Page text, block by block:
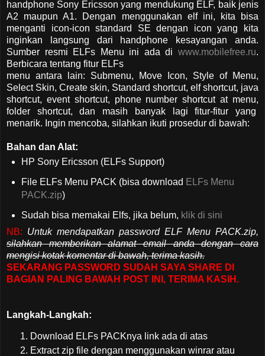
handphone Sony Ericsson yang mendukung ELF, baik jenis
A2 maupun A1. Dengan menggunakan elf ini, kita bisa
menganti icon-icon standard SE dengan icon yang kita
inginkan langsung dari handphone kesayangan anda.
Sumber resmi ELFs Menu ini ada di www.mobilefree.ru.
Berbicara tentang fitur ELFs
menu antara lain: Submenu, Move Icon, Style of Menu,
Select Skin, Create skin, Standard shortcut, elf shortcut, java
shortcut, event shortcut, phone number shortcut at menu,
folder shortcut, dan masih banyak lagi fitur-fitur yang
menarik. Ingin mencoba, silahkan ikuti prosedur di bawah:
Bahan dan Alat:
HP Sony Ericsson (ELFs Support)
File ELFs Menu PACK (bisa download ELFs Menu
PACK.zip)
Sudah bisa memakai Elfs, jika belum, klik di sini
NB: Untuk mendapatkan password ELF Menu PACK.zip,
silahkan memberikan alamat email anda dengan cara
mengisi kotak komentar di bawah, terima kasih.
SEKARANG PASSWORD SUDAH SAYA SHARE DI
BAGIAN PALING BAWAH POST INI, TERIMA KASIH.
Langkah-Langkah:
Download ELFs PACKnya link ada di atas
Extract zip file dengan menggunakan winrar atau